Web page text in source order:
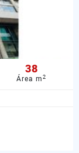
38
Área m2